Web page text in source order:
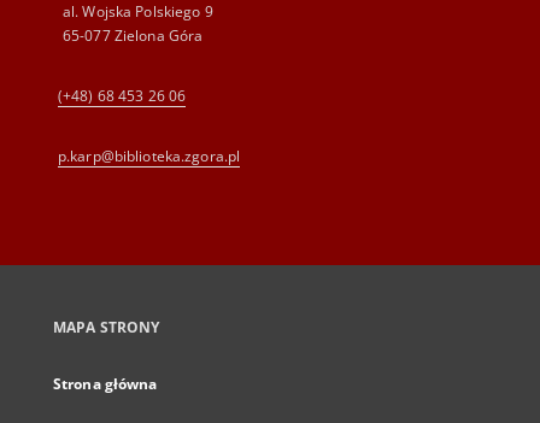
al. Wojska Polskiego 9
65-077 Zielona Góra
(+48) 68 453 26 06
p.karp@biblioteka.zgora.pl
MAPA STRONY
Strona główna